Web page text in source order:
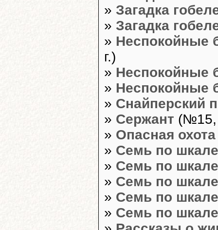
» Загадка
» Загадка
» Неспокойные
г.)
» Неспокойные
» Неспокойные
» Снайперский
» Сержант (№15,
» Опасная охота
» Семь по
» Семь по
» Семь по
» Семь по
» Семь по